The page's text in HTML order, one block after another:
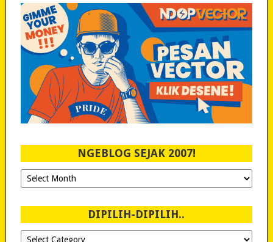
NGEBLOG SEJAK 2007!
Ngeblog
Sejak
DIPILIH-DIPILIH..
Dipilih-